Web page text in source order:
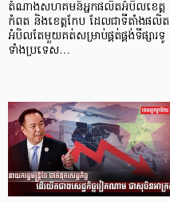
តំណាង​សហគមន៍​អ្នក​ផលិត​អំបិល​ខេត្ត​
កំពត និង​ខេត្ត​កែប ដែល​ជា​ទីតាំង​ផលិត​
អំបិល​តែ​មួយ​គត់​សម្រាប់​ផ្គត់​ផ្គង់​ទីផ្សារ​ទូ
ទាំង​​ប្រទេស…